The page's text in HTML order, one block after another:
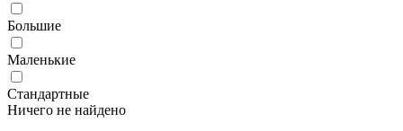
Большие
Маленькие
Стандартные
Ничего не найдено